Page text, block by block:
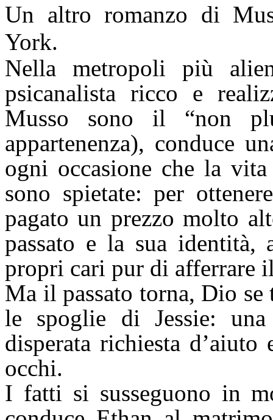
Un altro romanzo di
York.
Nella metropoli più
psicanalista ricco e
Musso sono il “non
appartenenza), conduce
ogni occasione che la
sono spietate: per
pagato un prezzo molto
passato e la sua identità,
propri cari pur di afferrare
Ma il passato torna, Dio
le spoglie di Jessie:
disperata richiesta
occhi.
I fatti si susseguono in